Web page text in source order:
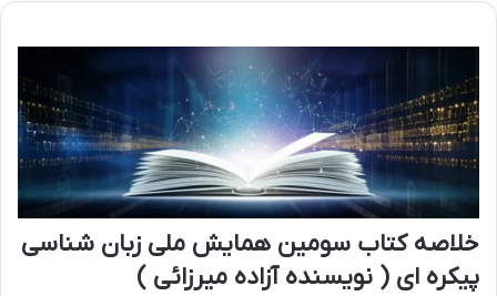
خلاصه کتاب سومین همایش ملی زبان شناسی
پیکره ای ( نویسنده آزاده میرزائی )